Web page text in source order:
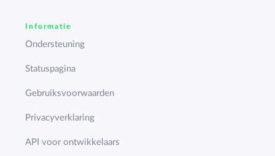
Informatie
Ondersteuning
Statuspagina
Gebruiksvoorwaarden
Privacyverklaring
API voor ontwikkelaars